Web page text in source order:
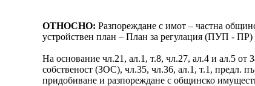
ОТНОСНО:Разпореждане с имот – частна
устройствен план – План за регулация (ПУП - ПР)
На основание чл.21, ал.1, т.8, чл.27, ал.4 и ал.5
собственост (ЗОС), чл.35, чл.36, ал.1, т.1, предл.
придобиване и разпореждане с общинско